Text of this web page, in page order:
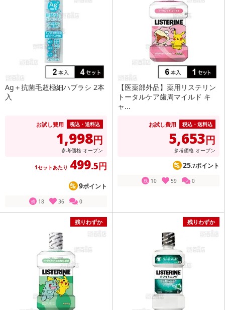
Ag＋抗菌毛超極細ハブラシ 2本
入
お試し費用 税込・送料込
1,998円
参考価格 オープン
1セットあたり 499.5円
9ポイント
残 18 36 0
【医薬部外品】薬用リステリン
トータルケア歯周マイルド キ
ャ...
お試し費用 税込・送料込
5,653円
参考価格 オープン
25.7ポイント
残 10 59 0
残りわずか 残りわずか